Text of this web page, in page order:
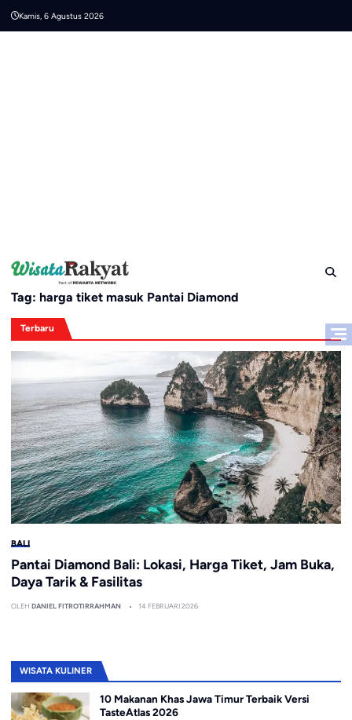
Kamis, 6 Agustus 2026
Tag: harga tiket masuk Pantai Diamond
Terbaru
BALI
Pantai Diamond Bali: Lokasi, Harga Tiket, Jam Buka,
Daya Tarik & Fasilitas
OLEH DANIEL FITROTIRRAHMAN 14 FEBRUARI 2026
WISATA KULINER
10 Makanan Khas Jawa Timur Terbaik Versi
TasteAtlas 2026